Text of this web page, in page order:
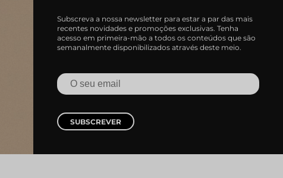
Subscreva a nossa newsletter para estar a par das mais
recentes novidades e promoções exclusivas. Tenha
acesso em primeira-mão a todos os conteúdos que são
semanalmente disponibilizados através deste meio.
SUBSCREVER